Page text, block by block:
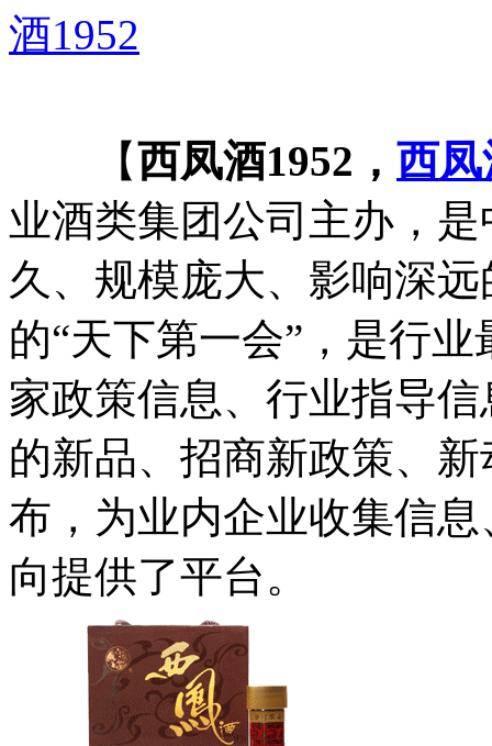
酒1952
【西凤酒1952， 西
业酒类集团公司主办，
久、规模庞大、影响深
的“天下第一会”，是行
家政策信息、行业指导
的新品、招商新政策、
布，为业内企业收集信
向提供了平台。